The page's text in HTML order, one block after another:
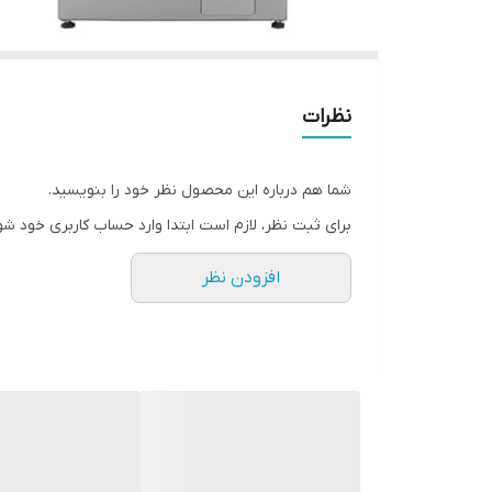
نظرات
شما هم درباره این محصول نظر خود را بنویسید.
برای ثبت نظر، لازم است ابتدا وارد حساب کاربری خود
افزودن نظر